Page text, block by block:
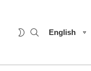
English
SEARCH